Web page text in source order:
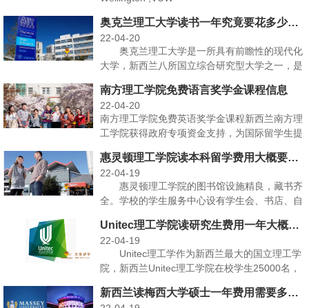
奥克兰理工大学读书一年究竟要花多少钱？
22-04-20
奥克兰理工大学是一所具有前瞻性的现代化
大学，新西兰八所国立综合研究型大学之一，是
南方理工学院免费语言奖学金课程信息
22-04-20
南方理工学院免费英语奖学金课程新西兰南方理
工学院获得政府专项资金支持，为国际留学生提
惠灵顿理工学院读本科留学费用大概要多少？
22-04-19
惠灵顿理工学院的图书馆设施精良，藏书齐
全。学校的学生服务中心设有学生会、书店、自
Unitec理工学院读研究生费用一年大概多少？
22-04-19
Unitec理工学作为新西兰最大的国立理工学
院，新西兰Unitec理工学院在校学生25000名，
新西兰读梅西大学硕士一年费用需要多少？